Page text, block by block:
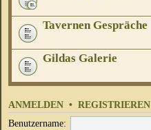
Tavernen Gespräche
Gildas Galerie
ANMELDEN • REGISTRIEREN
Benutzername: